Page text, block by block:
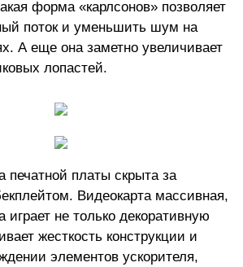
форма «карлсонов» позволяет
поток и уменьшить шум на
А еще она заметно увеличивает
лопастей.
печатной платы скрыта за
Видеокарта массивная,
играет не только декоративную
жесткость конструкции и
элементов ускорителя,